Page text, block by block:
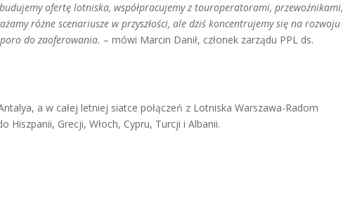
ofertę lotniska, współpracujemy z touroperatorami, przewoźnikami,
różne scenariusze w przyszłości, ale dziś koncentrujemy się na rozwoju
do zaoferowania. – mówi Marcin Danił, członek zarządu PPL ds.
a w całej letniej siatce połączeń z Lotniska Warszawa-Radom
Hiszpanii, Grecji, Włoch, Cypru, Turcji i Albanii.